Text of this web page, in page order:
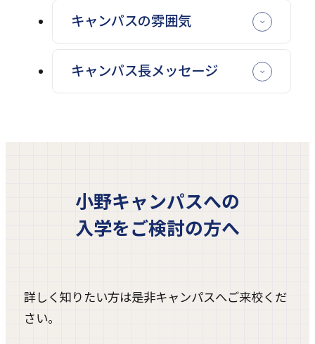
キャンパスの雰囲気
キャンパス長メッセージ
小野キャンパスへの
入学をご検討の方へ
詳しく知りたい方は是非キャンパスへご来校くだ
さい。